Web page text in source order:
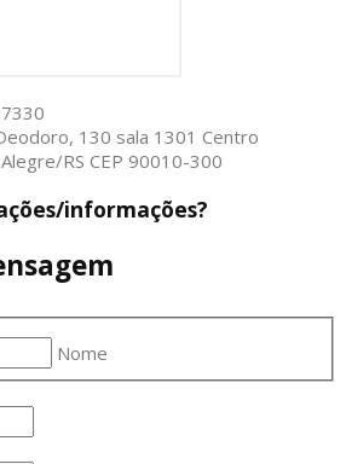
130 sala 1301 Centro
RS CEP 90010-300
informações?
Nome